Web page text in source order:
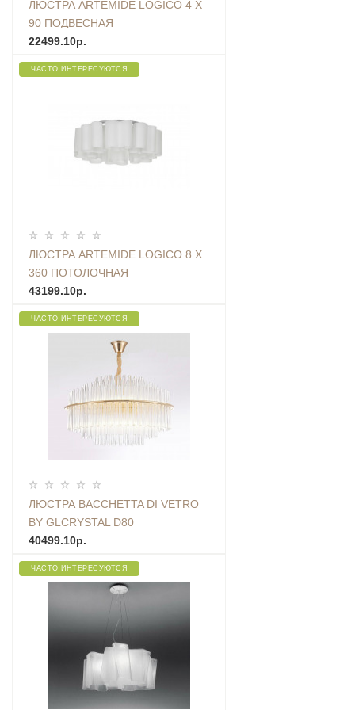
ЛЮСТРА ARTEMIDE LOGICO 4 X
90 ПОДВЕСНАЯ
22499.10р.
ЧАСТО ИНТЕРЕСУЮТСЯ
ЛЮСТРА ARTEMIDE LOGICO 8 X
360 ПОТОЛОЧНАЯ
43199.10р.
ЧАСТО ИНТЕРЕСУЮТСЯ
ЛЮСТРА BACCHETTA DI VETRO
BY GLCRYSTAL D80
40499.10р.
ЧАСТО ИНТЕРЕСУЮТСЯ